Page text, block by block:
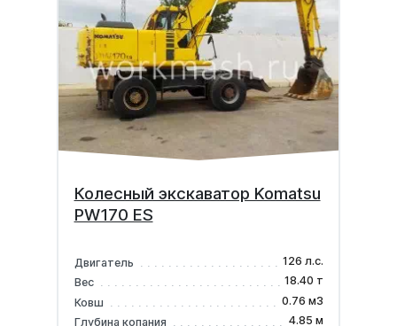
Колесный экскаватор Komatsu
PW170 ES
Двигатель
126 л.с.
Вес
18.40 т
Ковш
0.76 м3
Глубина копания
4.85 м